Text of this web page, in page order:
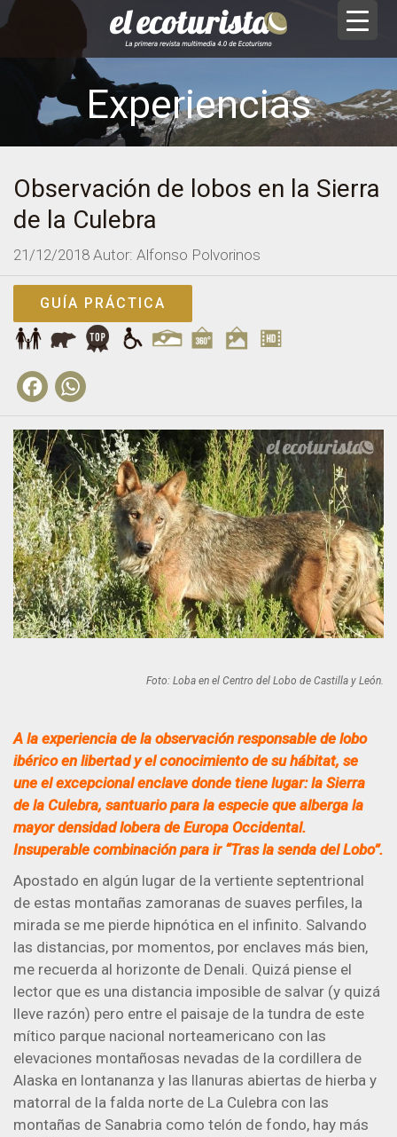
Experiencias
Observación de lobos en la Sierra
de la Culebra
21/12/2018 Autor: Alfonso Polvorinos
GUÍA PRÁCTICA
Facebook
Foto: Loba en el Centro del Lobo de Castilla y León.
A la experiencia de la observación responsable de lobo
ibérico en libertad y el conocimiento de su hábitat, se
une el excepcional enclave donde tiene lugar: la Sierra
de la Culebra, santuario para la especie que alberga la
mayor densidad lobera de Europa Occidental.
Insuperable combinación para ir “Tras la senda del Lobo”.
Apostado en algún lugar de la vertiente septentrional
de estas montañas zamoranas de suaves perfiles, la
mirada se me pierde hipnótica en el infinito. Salvando
las distancias, por momentos, por enclaves más bien,
me recuerda al horizonte de Denali. Quizá piense el
lector que es una distancia imposible de salvar (y quizá
lleve razón) pero entre el paisaje de la tundra de este
mítico parque nacional norteamericano con las
elevaciones montañosas nevadas de la cordillera de
Alaska en lontananza y las llanuras abiertas de hierba y
matorral de la falda norte de La Culebra con las
montañas de Sanabria como telón de fondo, hay más